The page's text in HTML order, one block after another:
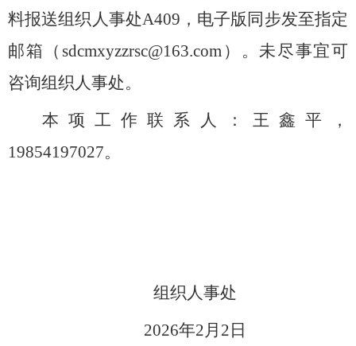
料报送组织人事处A409，电子版同步发至指定
邮箱（sdcmxyzzrsc@163.com）。未尽事宜可
咨询组织人事处。
本项工作联系人：王鑫平，
19854197027。
组织人事处
2026年2 月 2日